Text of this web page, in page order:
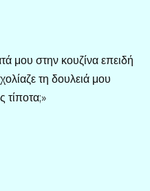
μου στην κουζίνα επειδή
τη δουλειά μου
τίποτα;»